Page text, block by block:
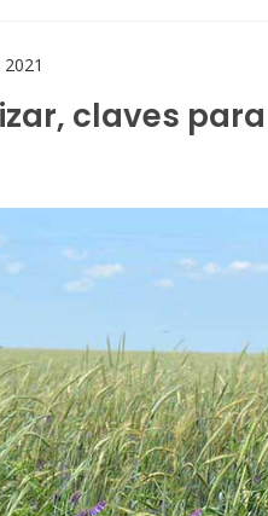
claves